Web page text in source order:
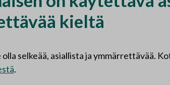
kieltä
selkeää, asiallista ja ymmärrettävää.
.